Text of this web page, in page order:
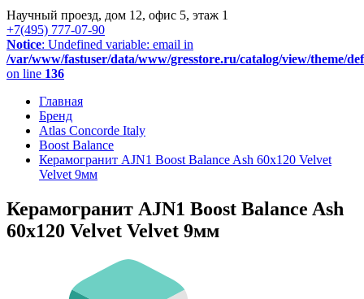
Научный проезд, дом 12, офис 5, этаж 1
+7(495) 777-07-90
Notice: Undefined variable: email in
/var/www/fastuser/data/www/gresstore.ru/catalog/view/theme/
on line 136
Главная
Бренд
Atlas Concorde Italy
Boost Balance
Керамогранит AJN1 Boost Balance Ash 60x120 Velvet
Velvet 9мм
Керамогранит AJN1 Boost Balance Ash
60x120 Velvet Velvet 9мм